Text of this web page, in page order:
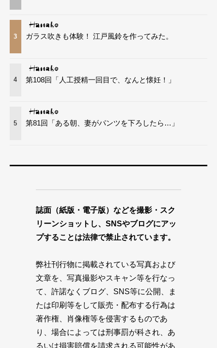
3 ガラス吹きも体験！ 江戸風鈴を作ってみた。
4 第108回「人工授精一回目で、なんと懐妊！」
5 第81回「ある朝、妻がパンツを下ろしたら…」
誌面（紙版・電子版）などを撮影・スク
リーンショットし、SNSやブログにアッ
プすることは法律で禁止されています。
弊社刊行物に掲載されている写真および
文章を、写真撮影やスキャン等を行なっ
て、許諾なくブログ、SNS等に公開、ま
たは印刷等をして販売・配布する行為は
著作権、肖像権等を侵害するものであ
り、場合によっては刑事罰が科され、あ
るいは損害賠償を請求される可能性があ